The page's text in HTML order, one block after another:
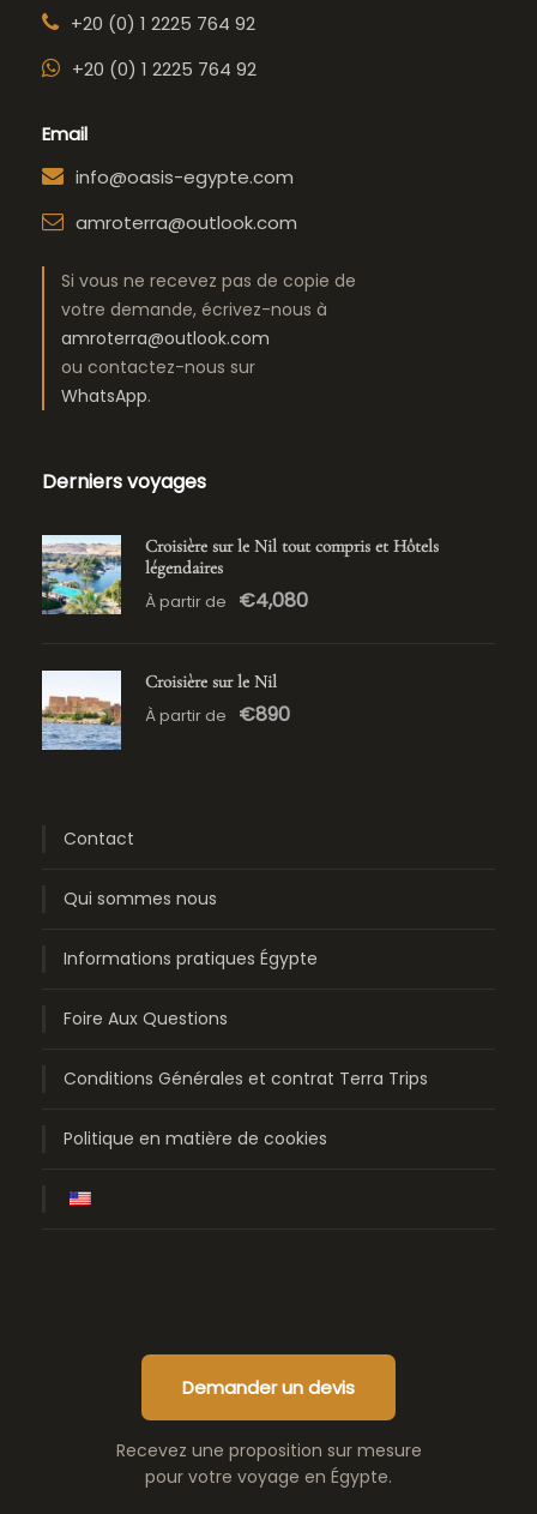
+20 (0) 1 2225 764 92
+20 (0) 1 2225 764 92
Email
info@oasis-egypte.com
amroterra@outlook.com
Si vous ne recevez pas de copie de
votre demande, écrivez-nous à
amroterra@outlook.com
ou contactez-nous sur
WhatsApp.
Derniers voyages
Croisière sur le Nil tout compris et Hôtels
légendaires
À partir de €4,080
Croisière sur le Nil
À partir de €890
Contact
Qui sommes nous
Informations pratiques Égypte
Foire Aux Questions
Conditions Générales et contrat Terra Trips
Politique en matière de cookies
Demander un devis
Recevez une proposition sur mesure
pour votre voyage en Égypte.